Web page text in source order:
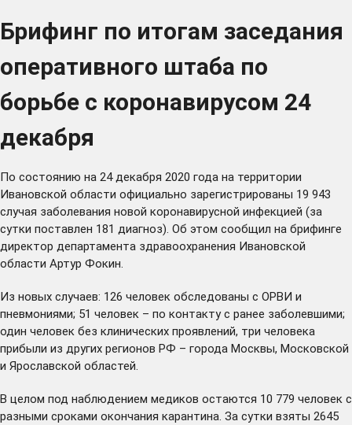
Брифинг по итогам заседания
оперативного штаба по
борьбе с коронавирусом 24
декабря
По состоянию на 24 декабря 2020 года на территории
Ивановской области официально зарегистрированы 19 943
случая заболевания новой коронавирусной инфекцией (за
сутки поставлен 181 диагноз). Об этом сообщил на брифинге
директор департамента здравоохранения Ивановской
области Артур Фокин.
Из новых случаев: 126 человек обследованы с ОРВИ и
пневмониями; 51 человек – по контакту с ранее заболевшими;
один человек без клинических проявлений, три человека
прибыли из других регионов РФ – города Москвы, Московской
и Ярославской областей.
В целом под наблюдением медиков остаются 10 779 человек с
разными сроками окончания карантина. За сутки взяты 2645